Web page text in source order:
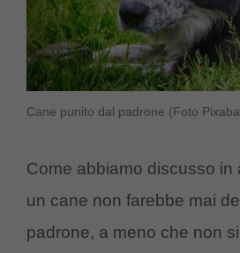
Cane punito dal padrone (Foto
Come abbiamo discusso in
un cane non farebbe mai
padrone, a meno che non